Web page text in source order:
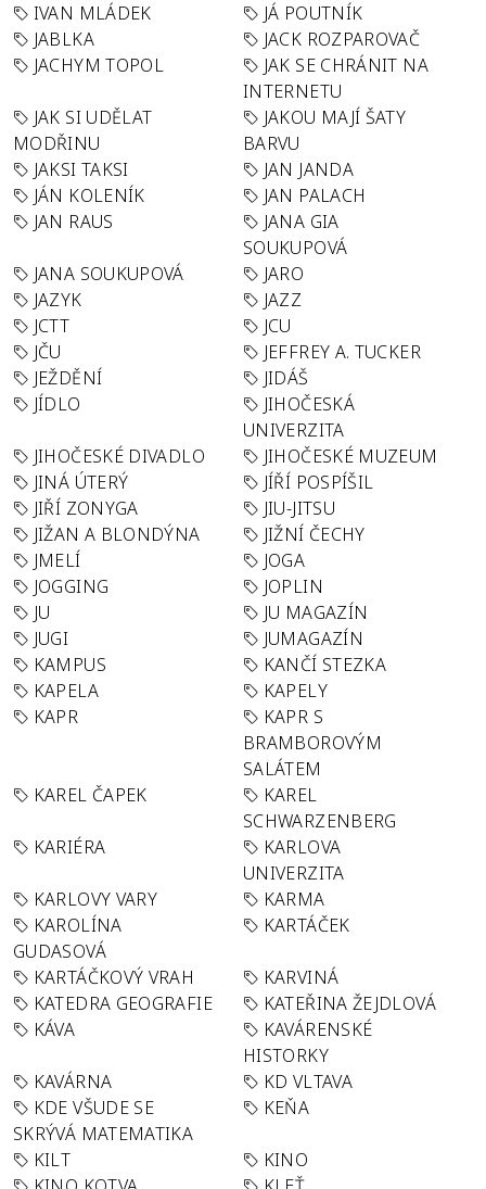
IVAN MLÁDEK
JÁ POUTNÍK
JABLKA
JACK ROZPAROVAČ
JACHYM TOPOL
JAK SE CHRÁNIT NA
INTERNETU
JAK SI UDĚLAT
MODŘINU
JAKOU MAJÍ ŠATY
BARVU
JAKSI TAKSI
JAN JANDA
JÁN KOLENÍK
JAN PALACH
JAN RAUS
JANA GIA
SOUKUPOVÁ
JANA SOUKUPOVÁ
JARO
JAZYK
JAZZ
JCTT
JCU
JČU
JEFFREY A. TUCKER
JEŽDĚNÍ
JIDÁŠ
JÍDLO
JIHOČESKÁ
UNIVERZITA
JIHOČESKÉ DIVADLO
JIHOČESKÉ MUZEUM
JINÁ ÚTERÝ
JÍŘÍ POSPÍŠIL
JIŘÍ ZONYGA
JIU-JITSU
JIŽAN A BLONDÝNA
JIŽNÍ ČECHY
JMELÍ
JOGA
JOGGING
JOPLIN
JU
JU MAGAZÍN
JUGI
JUMAGAZÍN
KAMPUS
KANČÍ STEZKA
KAPELA
KAPELY
KAPR
KAPR S
BRAMBOROVÝM
SALÁTEM
KAREL ČAPEK
KAREL
SCHWARZENBERG
KARIÉRA
KARLOVA
UNIVERZITA
KARLOVY VARY
KARMA
KAROLÍNA
GUDASOVÁ
KARTÁČEK
KARTÁČKOVÝ VRAH
KARVINÁ
KATEDRA GEOGRAFIE
KATEŘINA ŽEJDLOVÁ
KÁVA
KAVÁRENSKÉ
HISTORKY
KAVÁRNA
KD VLTAVA
KDE VŠUDE SE
SKRÝVÁ MATEMATIKA
KEŇA
KILT
KINO